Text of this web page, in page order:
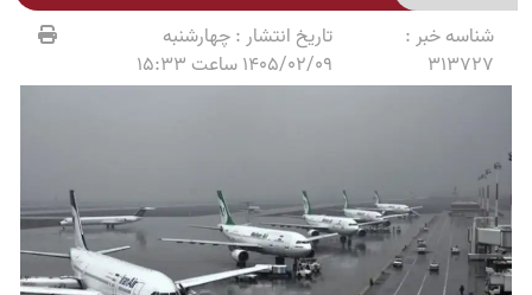
شناسه خبر :
313727
تاریخ انتشار :چهارشنبه
1405/02/09 ساعت 15:33